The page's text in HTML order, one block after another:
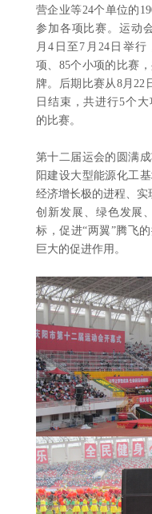
营企业等24个单位的
参加各项比赛。运动
月4日至7月24日举行
项、85个小项的比赛
牌。后期比赛从8月22
日结束，共进行5个
的比赛。
第十二届运会的圆满
阳建设大型能源化工
经济增长极的进程、实
创新发展、绿色发展
标，促进“两翼”腾飞
巨大的促进作用。